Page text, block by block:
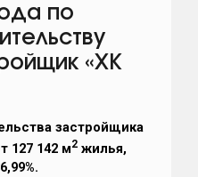
по
«ХК
застройщика
127 142 м2 жилья,